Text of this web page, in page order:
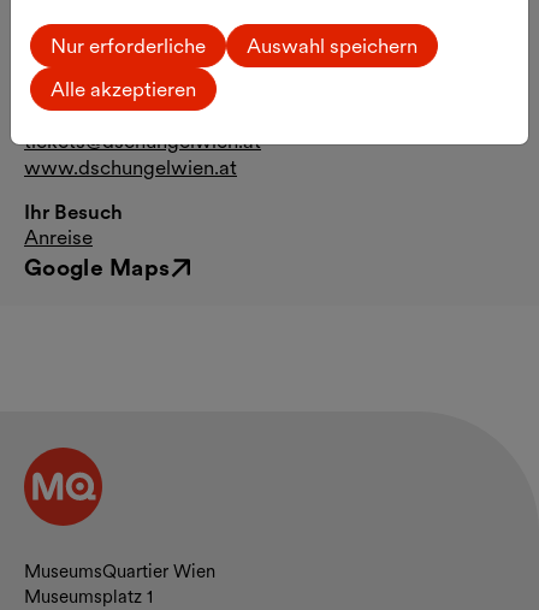
Kontakt
Museumsplatz 1, Hof 2
1070 Wien
T.+43 1 522 07 20-20
tickets@dschungelwien.at
www.dschungelwien.at
Ihr Besuch
Anreise
Google Maps
Externer Link
Nur erforderliche
Auswahl speichern
Alle akzeptieren
Kontakt und Öffnungszeiten
MuseumsQuartier Wien
Museumsplatz 1